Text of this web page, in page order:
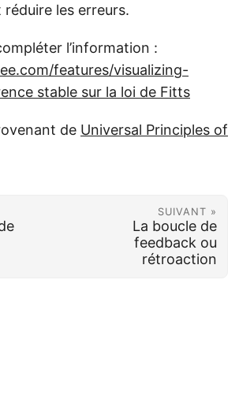
les erreurs.
l’information :
features/visualizing-
stable sur la loi de Fitts
de Universal Principles of
SUIVANT »
La boucle de
feedback ou
rétroaction